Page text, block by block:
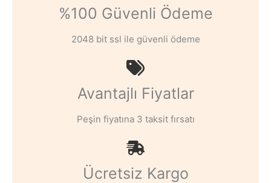
%100 Güvenli Ödeme
2048 bit ssl ile güvenli ödeme
Avantajlı Fiyatlar
Peşin fiyatına 3 taksit fırsatı
Ücretsiz Kargo